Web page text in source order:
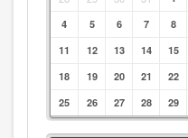
4
5 6 7 8
11
12 13 14 15
18
19 20 21 22
25
26 27 28 29